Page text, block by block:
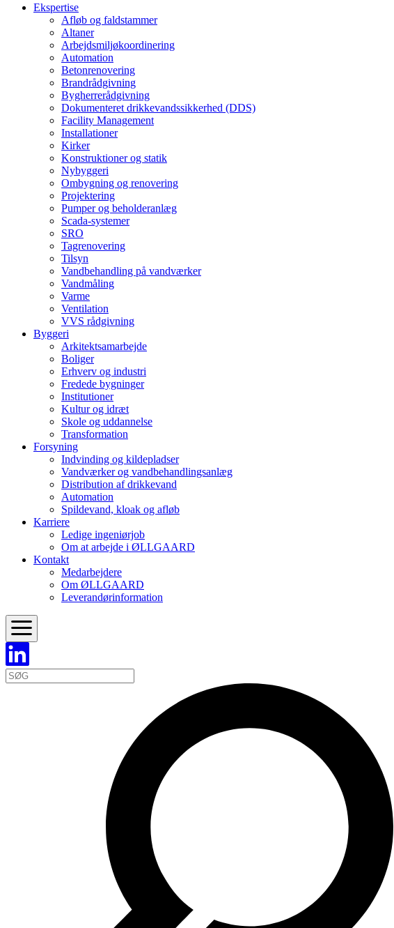
Ekspertise
Afløb og faldstammer
Altaner
Arbejdsmiljøkoordinering
Automation
Betonrenovering
Brandrådgivning
Bygherrerådgivning
Dokumenteret drikkevandssikkerhed (DDS)
Facility Management
Installationer
Kirker
Konstruktioner og statik
Nybyggeri
Ombygning og renovering
Projektering
Pumper og beholderanlæg
Scada-systemer
SRO
Tagrenovering
Tilsyn
Vandbehandling på vandværker
Vandmåling
Varme
Ventilation
VVS rådgivning
Byggeri
Arkitektsamarbejde
Boliger
Erhverv og industri
Fredede bygninger
Institutioner
Kultur og idræt
Skole og uddannelse
Transformation
Forsyning
Indvinding og kildepladser
Vandværker og vandbehandlingsanlæg
Distribution af drikkevand
Automation
Spildevand, kloak og afløb
Karriere
Ledige ingeniørjob
Om at arbejde i ØLLGAARD
Kontakt
Medarbejdere
Om ØLLGAARD
Leverandørinformation